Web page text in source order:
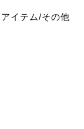
イテム/その他